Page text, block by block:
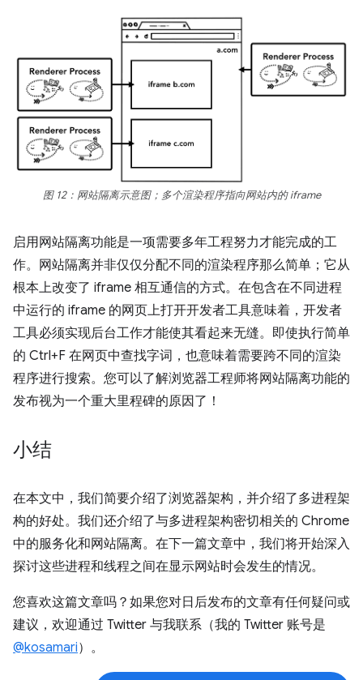
图 12：网站隔离示意图；多个渲染程序指向网站内的 iframe
启用网站隔离功能是一项需要多年工程努力才能完成的工
作。网站隔离并非仅仅分配不同的渲染程序那么简单；它从
根本上改变了 iframe 相互通信的方式。在包含在不同进程
中运行的 iframe 的网页上打开开发者工具意味着，开发者
工具必须实现后台工作才能使其看起来无缝。即使执行简单
的 Ctrl+F 在网页中查找字词，也意味着需要跨不同的渲染
程序进行搜索。您可以了解浏览器工程师将网站隔离功能的
发布视为一个重大里程碑的原因了！
小结
在本文中，我们简要介绍了浏览器架构，并介绍了多进程架
构的好处。我们还介绍了与多进程架构密切相关的 Chrome
中的服务化和网站隔离。在下一篇文章中，我们将开始深入
探讨这些进程和线程之间在显示网站时会发生的情况。
您喜欢这篇文章吗？如果您对日后发布的文章有任何疑问或
建议，欢迎通过 Twitter 与我联系（我的 Twitter 账号是
@kosamari）。